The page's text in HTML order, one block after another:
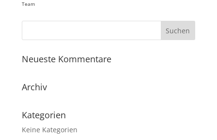
Team
Neueste Kommentare
Archiv
Kategorien
Keine Kategorien